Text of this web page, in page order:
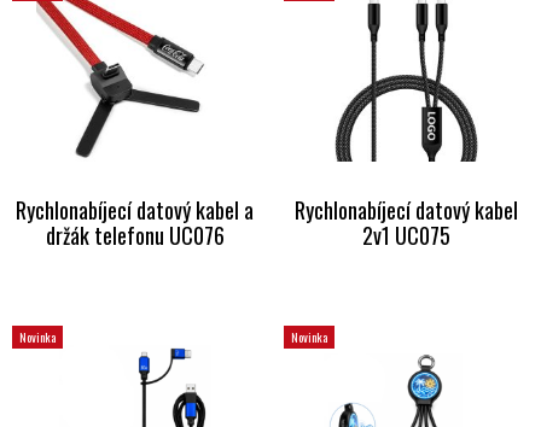
Rychlonabíjecí datový kabel a
držák telefonu UC076
Rychlonabíjecí datový kabel
2v1 UC075
Novinka Novinka